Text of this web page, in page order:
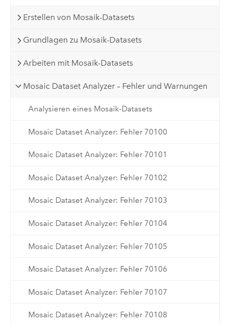
Erstellen von Mosaik-Datasets
Grundlagen zu Mosaik-Datasets
Arbeiten mit Mosaik-Datasets
Mosaic Dataset Analyzer – Fehler und Warnungen
Analysieren eines Mosaik-Datasets
Mosaic Dataset Analyzer: Fehler 70100
Mosaic Dataset Analyzer: Fehler 70101
Mosaic Dataset Analyzer: Fehler 70102
Mosaic Dataset Analyzer: Fehler 70103
Mosaic Dataset Analyzer: Fehler 70104
Mosaic Dataset Analyzer: Fehler 70105
Mosaic Dataset Analyzer: Fehler 70106
Mosaic Dataset Analyzer: Fehler 70107
Mosaic Dataset Analyzer: Fehler 70108